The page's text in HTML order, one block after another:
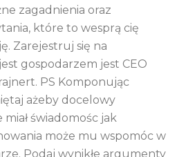
zagadnienia oraz
które to wesprą cię
Zarejestruj się na
gospodarzem jest CEO
PS Komponując
ażeby docelowy
świadomośc jak
może mu wspomóc w
Podaj wynikłe argumenty